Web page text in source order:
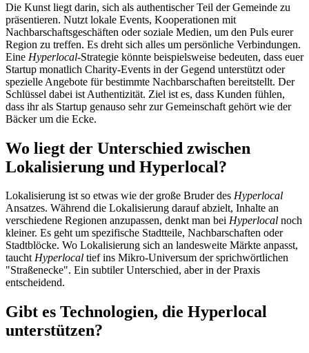
Die Kunst liegt darin, sich als authentischer Teil der Gemeinde zu
präsentieren. Nutzt lokale Events, Kooperationen mit
Nachbarschaftsgeschäften oder soziale Medien, um den Puls eurer
Region zu treffen. Es dreht sich alles um persönliche Verbindungen.
Eine Hyperlocal-Strategie könnte beispielsweise bedeuten, dass euer
Startup monatlich Charity-Events in der Gegend unterstützt oder
spezielle Angebote für bestimmte Nachbarschaften bereitstellt. Der
Schlüssel dabei ist Authentizität. Ziel ist es, dass Kunden fühlen,
dass ihr als Startup genauso sehr zur Gemeinschaft gehört wie der
Bäcker um die Ecke.
Wo liegt der Unterschied zwischen
Lokalisierung und Hyperlocal?
Lokalisierung ist so etwas wie der große Bruder des Hyperlocal
Ansatzes. Während die Lokalisierung darauf abzielt, Inhalte an
verschiedene Regionen anzupassen, denkt man bei Hyperlocal noch
kleiner. Es geht um spezifische Stadtteile, Nachbarschaften oder
Stadtblöcke. Wo Lokalisierung sich an landesweite Märkte anpasst,
tauchtHyperlocal tief ins Mikro-Universum der sprichwörtlichen
"Straßenecke". Ein subtiler Unterschied, aber in der Praxis
entscheidend.
Gibt es Technologien, die Hyperlocal
unterstützen?